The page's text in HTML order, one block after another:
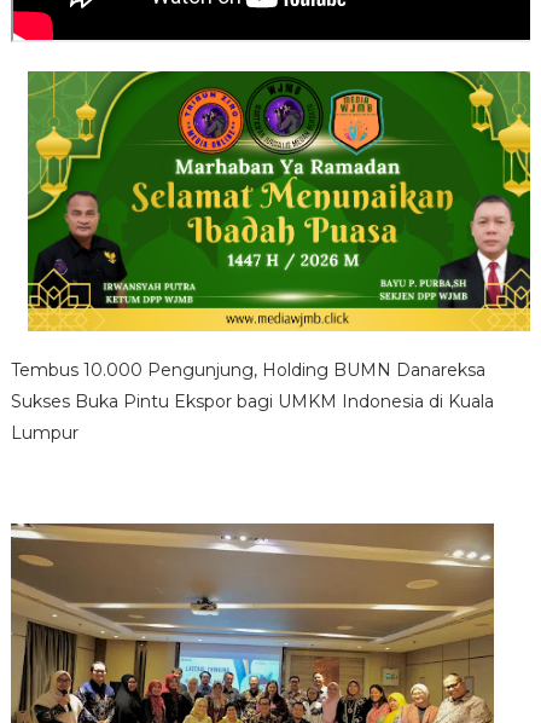
Tembus 10.000 Pengunjung, Holding BUMN Danareksa
Sukses Buka Pintu Ekspor bagi UMKM Indonesia di Kuala
Lumpur